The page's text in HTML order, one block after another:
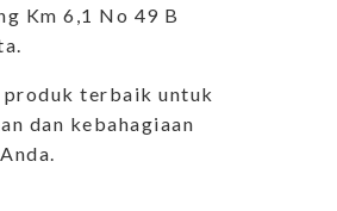
Km 6,1 No 49 B
produk terbaik untuk
dan kebahagiaan